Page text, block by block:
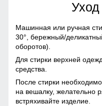
Материал подкладки
Фактура материала
Особенность ткани
Уход
Машинная или ручная
30°, бережный/
оборотов).
Для стирки верхней
средства.
После стирки
на вешалку, желательно
встряхивайте изделие.